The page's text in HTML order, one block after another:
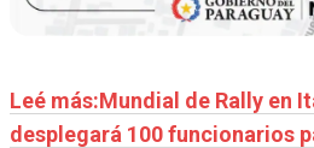
Leé más:Mundial de Rally en
desplegará 100 funcionarios